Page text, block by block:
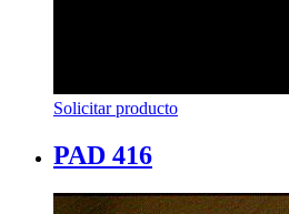
Solicitar producto
PAD 416